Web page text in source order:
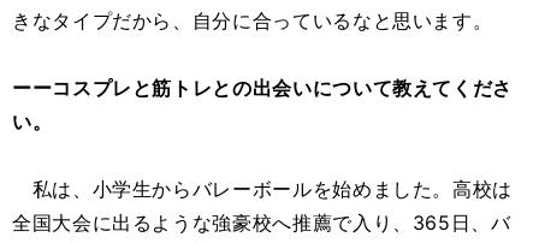
きなタイプだから、自分に合っているなと思います。
ーーコスプレと筋トレとの出会いについて教えてくださ
い。
私は、小学生からバレーボールを始めました。高校は
全国大会に出るような強豪校へ推薦で入り、365日、バ